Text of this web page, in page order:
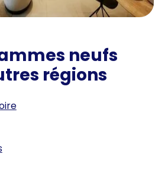
neufs
régions